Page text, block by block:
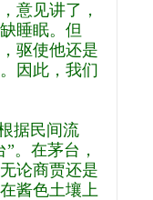
意见讲了，
睡眠。但
驱使他还是
因此，我们
据民间流
。在茅台，
论商贾还是
酱色土壤上